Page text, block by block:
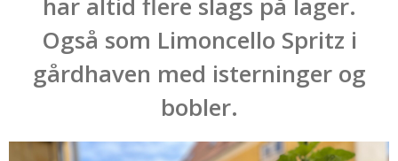
har altid flere slags på lager.
Også som Limoncello Spritz i
gårdhaven med isterninger og
bobler.